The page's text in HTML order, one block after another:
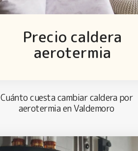
Precio caldera
aerotermia
Cuánto cuesta cambiar caldera por
aerotermia en Valdemoro